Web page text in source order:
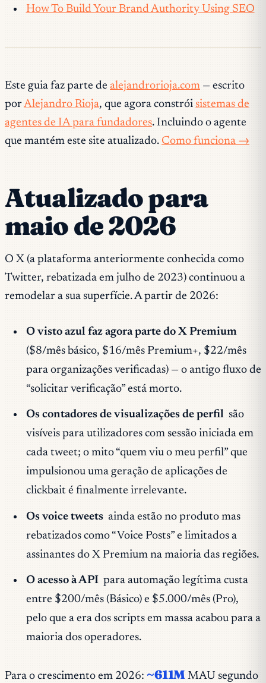
How To Build Your Brand Authority Using SEO
Este guia faz parte de alejandrorioja.com — escrito
porAlejandro Rioja, que agora constrói sistemas de
agentes de IA para fundadores. Incluindo o agente
que mantém este site atualizado. Como funciona →
Atualizado para
maio de 2026
O X (a plataforma anteriormente conhecida como
Twitter, rebatizada em julho de 2023) continuou a
remodelar a sua superfície. A partir de 2026:
O visto azul faz agora parte do X Premium
($8/mês básico, $16/mês Premium+, $22/mês
para organizações verificadas) — o antigo fluxo de
“solicitar verificação” está morto.
Os contadores de visualizações de perfil são
visíveis para utilizadores com sessão iniciada em
cada tweet; o mito “quem viu o meu perfil” que
impulsionou uma geração de aplicações de
clickbait é finalmente irrelevante.
Os voice tweets ainda estão no produto mas
rebatizados como “Voice Posts” e limitados a
assinantes do X Premium na maioria das regiões.
O acesso à API para automação legítima custa
entre $200/mês (Básico) e $5.000/mês (Pro),
pelo que a era dos scripts em massa acabou para a
maioria dos operadores.
Para o crescimento em 2026: ~611MMAU segundo